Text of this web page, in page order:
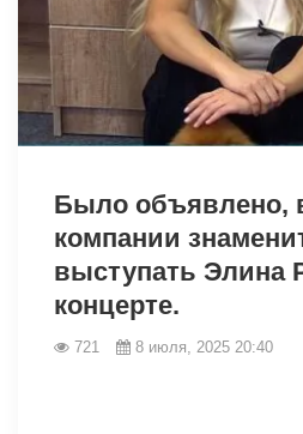
Было объявлено,
компании
выступать Элина
концерте.
721 8 июля, 2025 20:40